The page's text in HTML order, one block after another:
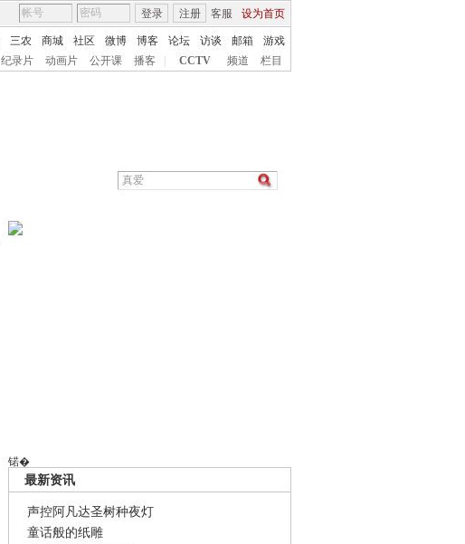
客服 设为首页
登录 注册
三农 商城 社区 微博 博客 论坛 访谈 邮箱
游戏
纪录片 动画片 公开课 播客 CCTV 频道 栏目
锘�
最新资讯
声控阿凡达圣树种夜灯
童话般的纸雕